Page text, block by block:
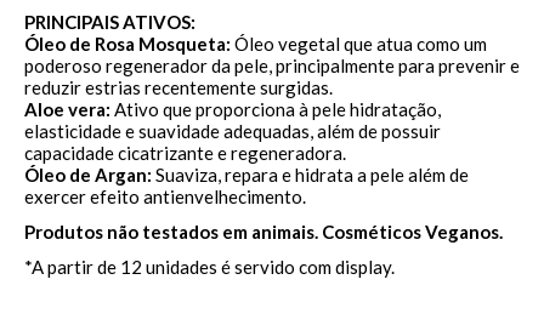
PRINCIPAIS ATIVOS:
Óleo de Rosa Mosqueta: Óleo vegetal que atua como um
poderoso regenerador da pele, principalmente para prevenir e
reduzir estrias recentemente surgidas.
Aloe vera: Ativo que proporciona à pele hidratação,
elasticidade e suavidade adequadas, além de possuir
capacidade cicatrizante e regeneradora.
Óleo de Argan: Suaviza, repara e hidrata a pele além de
exercer efeito antienvelhecimento.
Produtos não testados em animais. Cosméticos Veganos.
*A partir de 12 unidades é servido com display.